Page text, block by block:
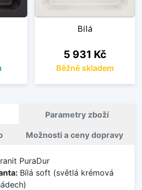
Bílá
Cena
5 931 Kč
Běžně skladem
Parametry zboží
Možnosti a ceny dopravy
PuraDur
Bílá soft (světlá krémová